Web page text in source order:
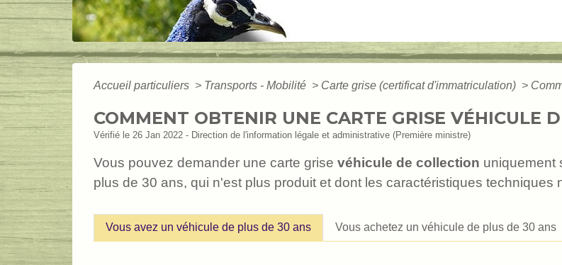
Accueil particuliers > Transports - Mobilité > Carte grise (certificat d'immatriculation) >
COMMENT OBTENIR UNE CARTE GRISE VÉHICULE
Vérifié le 26 Jan 2022 - Direction de l'information légale et administrative (Première ministre)
Vous pouvez demander une carte grise véhicule de collection uniquement
plus de 30 ans, qui n'est plus produit et dont les caractéristiques techniques
Vous avez un véhicule de plus de 30 ans Vous achetez un véhicule de plus de 30 ans